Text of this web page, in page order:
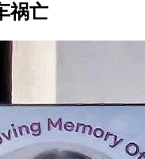
祸亡